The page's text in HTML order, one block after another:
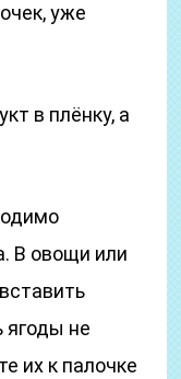
уже
в плёнку, а
В овощи или
ягоды не
их к палочке